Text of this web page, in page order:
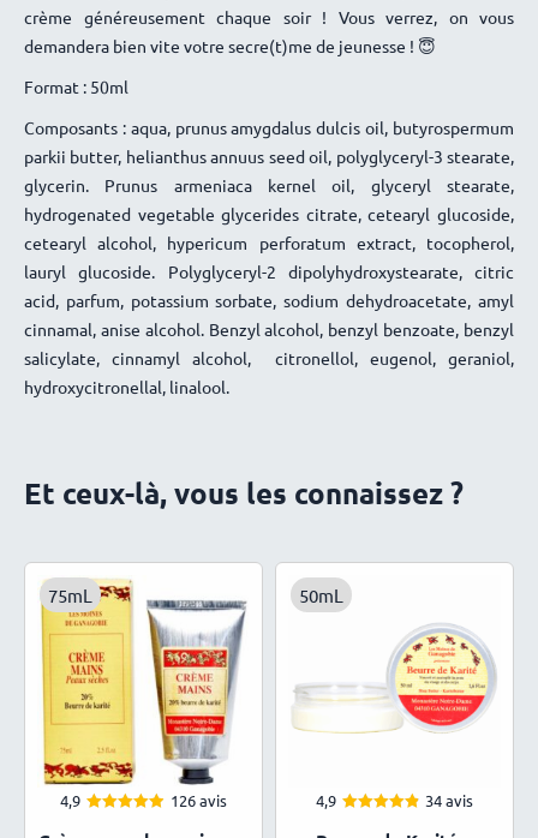
crème généreusement chaque soir ! Vous verrez, on vous
demandera bien vite votre secre(t)me de jeunesse ! 😇
Format : 50ml
Composants : aqua, prunus amygdalus dulcis oil, butyrospermum
parkii butter, helianthus annuus seed oil, polyglyceryl-3 stearate,
glycerin. Prunus armeniaca kernel oil, glyceryl stearate,
hydrogenated vegetable glycerides citrate, cetearyl glucoside,
cetearyl alcohol, hypericum perforatum extract, tocopherol,
lauryl glucoside. Polyglyceryl-2 dipolyhydroxystearate, citric
acid, parfum, potassium sorbate, sodium dehydroacetate, amyl
cinnamal, anise alcohol. Benzyl alcohol, benzyl benzoate, benzyl
salicylate, cinnamyl alcohol,
citronellol, eugenol, geraniol,
hydroxycitronellal, linalool.
Et ceux-là, vous les connaissez ?
75mL
4,9 126 avis
50mL
4,9 34 avis